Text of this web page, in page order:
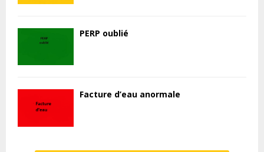
PERP oublié
Facture d’eau anormale